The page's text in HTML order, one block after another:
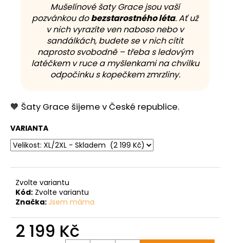
Mušelínové šaty Grace jsou vaší
pozvánkou dobezstarostného léta. Ať už
v nich vyrazíte ven naboso nebo v
sandálkách, budete se v nich cítit
naprosto svobodně – třeba s ledovým
latéčkem v ruce a myšlenkami na chvilku
odpočinku s kopečkem zmrzliny.
🧡 Šaty Grace šijeme v České republice.
VARIANTA
Zvolte variantu
Kód: Zvolte variantu
Značka: Jsem máma
2 199 Kč